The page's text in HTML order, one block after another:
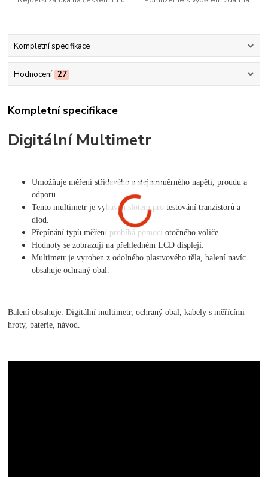
Kompletní specifikace
Hodnocení 27
Kompletní specifikace
Digitální Multimetr
Umožňuje měření střídavého a stejnosměrného napětí, proudu a
odporu.
Tento multimetr je vybaven slotem pro testování tranzistorů a
diod.
Přepínání typů měření probíhá pomocí otočného voliče.
Hodnoty se zobrazují na přehledném LCD displeji.
Multimetr je vyroben z odolného plastvového těla, balení navíc
obsahuje ochraný obal.
Balení obsahuje: Digitální multimetr, ochraný obal, kabely s měřícími
hroty, baterie, návod.